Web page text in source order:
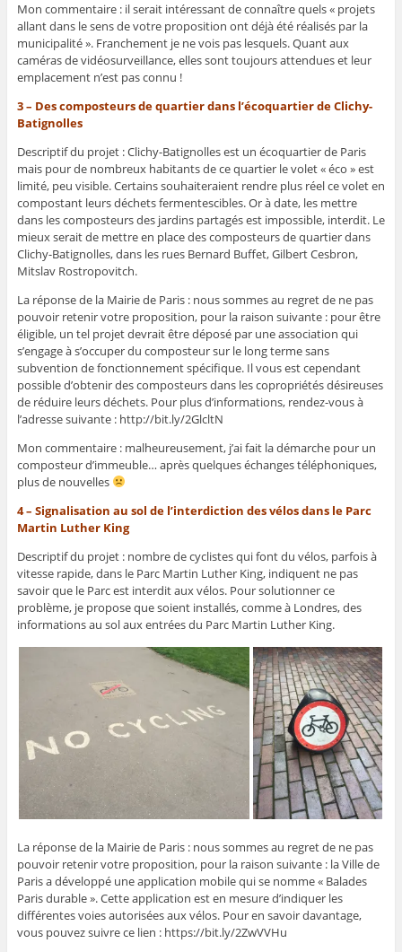
Mon commentaire : il serait intéressant de connaître quels « projets
allant dans le sens de votre proposition ont déjà été réalisés par la
municipalité ». Franchement je ne vois pas lesquels. Quant aux
caméras de vidéosurveillance, elles sont toujours attendues et leur
emplacement n’est pas connu !
3 – Des composteurs de quartier dans l’écoquartier de Clichy-
Batignolles
Descriptif du projet : Clichy-Batignolles est un écoquartier de Paris
mais pour de nombreux habitants de ce quartier le volet « éco » est
limité, peu visible. Certains souhaiteraient rendre plus réel ce volet en
compostant leurs déchets fermentescibles. Or à date, les mettre
dans les composteurs des jardins partagés est impossible, interdit. Le
mieux serait de mettre en place des composteurs de quartier dans
Clichy-Batignolles, dans les rues Bernard Buffet, Gilbert Cesbron,
Mitslav Rostropovitch.
La réponse de la Mairie de Paris : nous sommes au regret de ne pas
pouvoir retenir votre proposition, pour la raison suivante : pour être
éligible, un tel projet devrait être déposé par une association qui
s’engage à s’occuper du composteur sur le long terme sans
subvention de fonctionnement spécifique. Il vous est cependant
possible d’obtenir des composteurs dans les copropriétés désireuses
de réduire leurs déchets. Pour plus d’informations, rendez-vous à
l’adresse suivante : http://bit.ly/2GlcltN
Mon commentaire : malheureusement, j’ai fait la démarche pour un
composteur d’immeuble… après quelques échanges téléphoniques,
plus de nouvelles
4 – Signalisation au sol de l’interdiction des vélos dans le Parc
Martin Luther King
Descriptif du projet : nombre de cyclistes qui font du vélos, parfois à
vitesse rapide, dans le Parc Martin Luther King, indiquent ne pas
savoir que le Parc est interdit aux vélos. Pour solutionner ce
problème, je propose que soient installés, comme à Londres, des
informations au sol aux entrées du Parc Martin Luther King.
La réponse de la Mairie de Paris : nous sommes au regret de ne pas
pouvoir retenir votre proposition, pour la raison suivante : la Ville de
Paris a développé une application mobile qui se nomme « Balades
Paris durable ». Cette application est en mesure d’indiquer les
différentes voies autorisées aux vélos. Pour en savoir davantage,
vous pouvez suivre ce lien : https://bit.ly/2ZwVVHu